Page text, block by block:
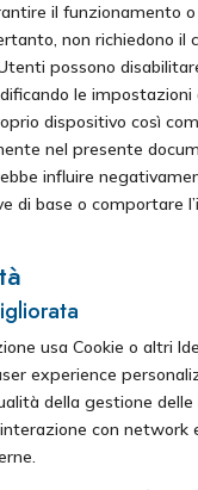
il funzionamento
non richiedono il
possono
le impostazioni
dispositivo così
nel presente
influire
di base o comportare
usa Cookie o altri
experience
della gestione
con network